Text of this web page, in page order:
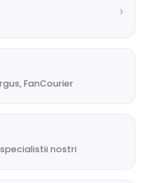
›
FanCourier
nostri